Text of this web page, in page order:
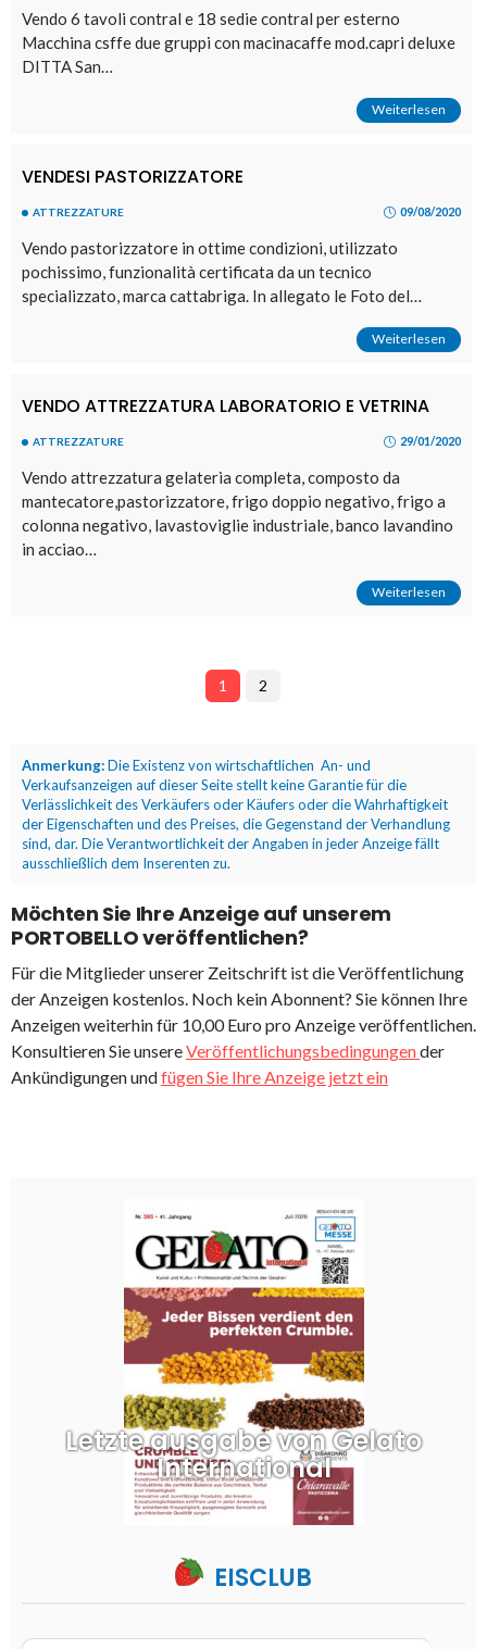
Vendo 6 tavoli contral e 18 sedie contral per esterno
Macchina csffe due gruppi con macinacaffe mod.capri deluxe
DITTA San…
Weiterlesen
VENDESI PASTORIZZATORE
ATTREZZATURE 09/08/2020
Vendo pastorizzatore in ottime condizioni, utilizzato
pochissimo, funzionalità certificata da un tecnico
specializzato, marca cattabriga. In allegato le Foto del…
Weiterlesen
VENDO ATTREZZATURA LABORATORIO E VETRINA
ATTREZZATURE 29/01/2020
Vendo attrezzatura gelateria completa, composto da
mantecatore,pastorizzatore, frigo doppio negativo, frigo a
colonna negativo, lavastoviglie industriale, banco lavandino
in acciao…
Weiterlesen
1 2
Anmerkung:Die Existenz von wirtschaftlichen An- und
Verkaufsanzeigen auf dieser Seite stellt keine Garantie für die
Verlässlichkeit des Verkäufers oder Käufers oder die Wahrhaftigkeit
der Eigenschaften und des Preises, die Gegenstand der Verhandlung
sind, dar. Die Verantwortlichkeit der Angaben in jeder Anzeige fällt
ausschließlich dem Inserenten zu.
Möchten Sie Ihre Anzeige auf unserem
PORTOBELLO veröffentlichen?
Für die Mitglieder unserer Zeitschrift ist die Veröffentlichung
der Anzeigen kostenlos. Noch kein Abonnent? Sie können Ihre
Anzeigen weiterhin für 10,00 Euro pro Anzeige veröffentlichen.
Konsultieren Sie unsereVeröffentlichungsbedingungender
Ankündigungen undfügen Sie Ihre Anzeige jetzt ein
Letzte ausgabe von Gelato
International
EISCLUB